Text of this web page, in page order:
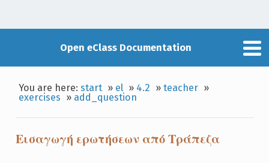
Open eClass Documentation
You are here:start » el » 4.2 »teacher »
exercises » add_question
Εισαγωγή ερωτήσεων από Τράπεζα